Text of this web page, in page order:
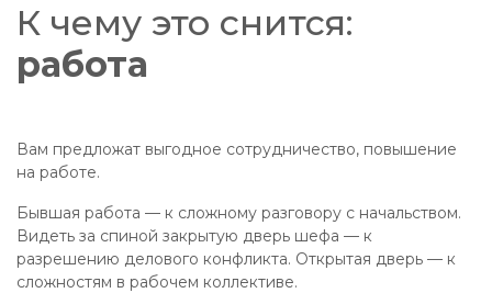
К чему это снится:
работа
Вам предложат выгодное сотрудничество, повышение
на работе.
Бывшая работа — к сложному разговору с начальством.
Видеть за спиной закрытую дверь шефа — к
разрешению делового конфликта. Открытая дверь — к
сложностям в рабочем коллективе.